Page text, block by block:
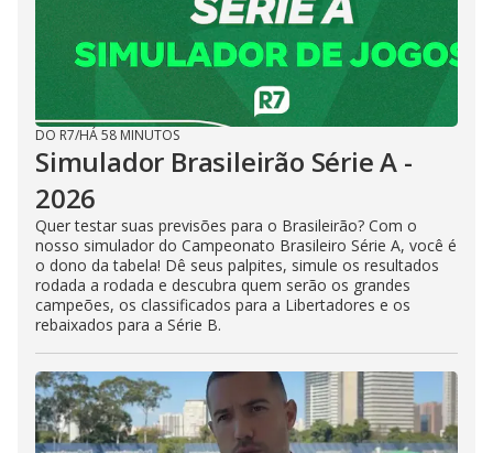
DO R7/HÁ 58 MINUTOS
Simulador Brasileirão Série A -
2026
Quer testar suas previsões para o Brasileirão? Com o
nosso simulador do Campeonato Brasileiro Série A, você é
o dono da tabela! Dê seus palpites, simule os resultados
rodada a rodada e descubra quem serão os grandes
campeões, os classificados para a Libertadores e os
rebaixados para a Série B.